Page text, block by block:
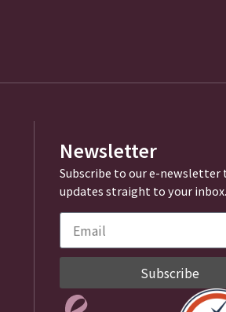
Newsletter
Subscribe to our e-newsletter
updates straight to your inbox.
Subscribe